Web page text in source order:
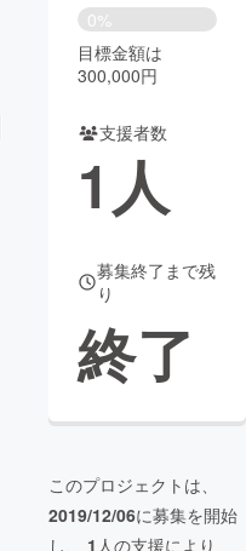
チャレンジ
CAMPFIRE Creation
コミュニティ
0%
目標金額は
300,000円
支援者数
1人
募集終了まで残
り
終了
このプロジェクトは、
2019/12/06に募集を開始
し、 1 人の支援により